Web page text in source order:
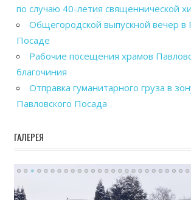
по случаю 40-летия священнической
Общегородской выпускной вечер в
Посаде
Рабочие посещения храмов
благочиния
Отправка гуманитарного груза в
Павловского Посада
ГАЛЕРЕЯ